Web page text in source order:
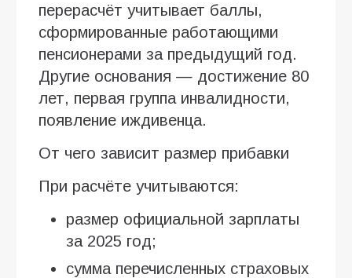
перерасчёт учитывает баллы,
сформированные работающими
пенсионерами за предыдущий год.
Другие основания — достижение 80
лет, первая группа инвалидности,
появление иждивенца.
От чего зависит размер прибавки
При расчёте учитываются:
размер официальной зарплаты
за 2025 год;
сумма перечисленных страховых